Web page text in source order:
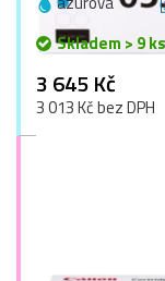
Skladem > 9 ks
3 645 Kč
3 013 Kč bez DPH